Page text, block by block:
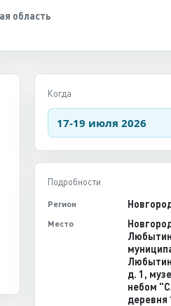
область
Когда
17-19 июля 2026
Подробности
Регион
Место
д. 1,
небом
деревня